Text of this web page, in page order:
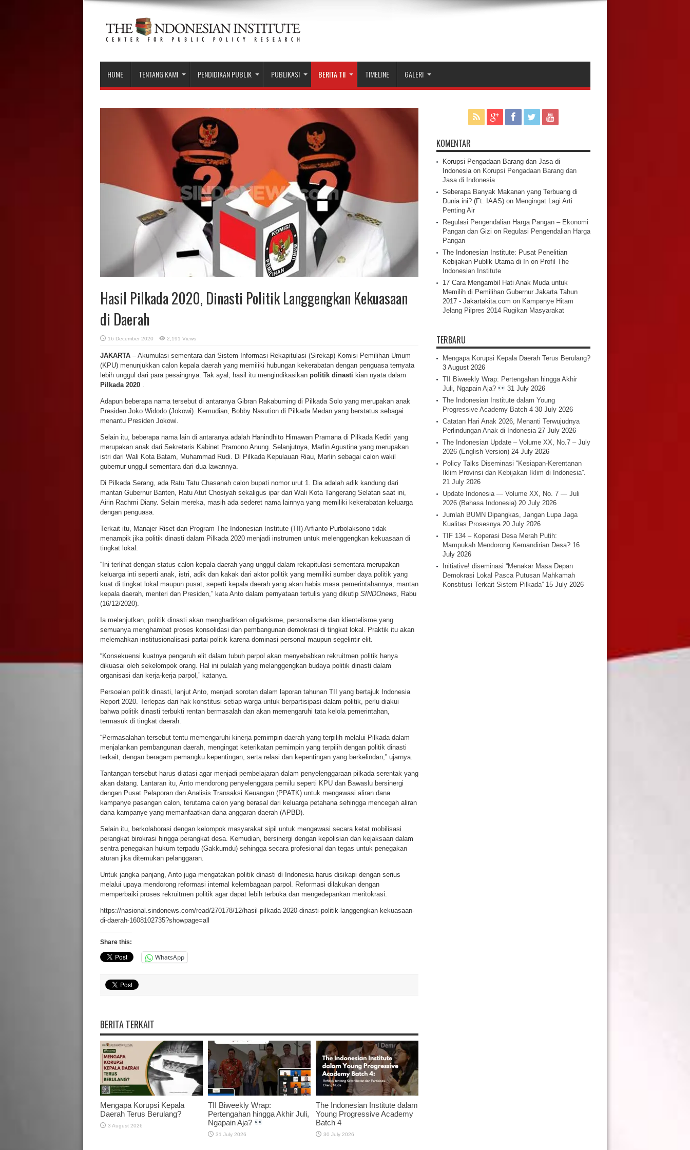
HOME TENTANG KAMI PENDIDIKAN PUBLIK PUBLIKASI BERITA TII TIMELINE GALERI
Hasil Pilkada 2020, Dinasti Politik Langgengkan Kekuasaan
di Daerah
16 December 2020 2,191 Views
JAKARTA– Akumulasi sementara dari Sistem Informasi Rekapitulasi (Sirekap) Komisi Pemilihan Umum
(KPU) menunjukkan calon kepala daerah yang memiliki hubungan kekerabatan dengan penguasa ternyata
lebih unggul dari para pesaingnya. Tak ayal, hasil itu mengindikasikan politik dinasti kian nyata dalam
Pilkada 2020 .
Adapun beberapa nama tersebut di antaranya Gibran Rakabuming di Pilkada Solo yang merupakan anak
Presiden Joko Widodo (Jokowi). Kemudian, Bobby Nasution di Pilkada Medan yang berstatus sebagai
menantu Presiden Jokowi.
Selain itu, beberapa nama lain di antaranya adalah Hanindhito Himawan Pramana di Pilkada Kediri yang
merupakan anak dari Sekretaris Kabinet Pramono Anung. Selanjutnya, Marlin Agustina yang merupakan
istri dari Wali Kota Batam, Muhammad Rudi. Di Pilkada Kepulauan Riau, Marlin sebagai calon wakil
gubernur unggul sementara dari dua lawannya.
Di Pilkada Serang, ada Ratu Tatu Chasanah calon bupati nomor urut 1. Dia adalah adik kandung dari
mantan Gubernur Banten, Ratu Atut Chosiyah sekaligus ipar dari Wali Kota Tangerang Selatan saat ini,
Airin Rachmi Diany. Selain mereka, masih ada sederet nama lainnya yang memiliki kekerabatan keluarga
dengan penguasa.
Terkait itu, Manajer Riset dan Program The Indonesian Institute (TII) Arfianto Purbolaksono tidak
menampik jika politik dinasti dalam Pilkada 2020 menjadi instrumen untuk melenggengkan kekuasaan di
tingkat lokal.
“Ini terlihat dengan status calon kepala daerah yang unggul dalam rekapitulasi sementara merupakan
keluarga inti seperti anak, istri, adik dan kakak dari aktor politik yang memiliki sumber daya politik yang
kuat di tingkat lokal maupun pusat, seperti kepala daerah yang akan habis masa pemerintahannya, mantan
kepala daerah, menteri dan Presiden,” kata Anto dalam pernyataan tertulis yang dikutip SINDOnews, Rabu
(16/12/2020).
Ia melanjutkan, politik dinasti akan menghadirkan oligarkisme, personalisme dan klientelisme yang
semuanya menghambat proses konsolidasi dan pembangunan demokrasi di tingkat lokal. Praktik itu akan
melemahkan institusionalisasi partai politik karena dominasi personal maupun segelintir elit.
“Konsekuensi kuatnya pengaruh elit dalam tubuh parpol akan menyebabkan rekruitmen politik hanya
dikuasai oleh sekelompok orang. Hal ini pulalah yang melanggengkan budaya politik dinasti dalam
organisasi dan kerja-kerja parpol,” katanya.
Persoalan politik dinasti, lanjut Anto, menjadi sorotan dalam laporan tahunan TII yang bertajuk Indonesia
Report 2020. Terlepas dari hak konstitusi setiap warga untuk berpartisipasi dalam politik, perlu diakui
bahwa politik dinasti terbukti rentan bermasalah dan akan memengaruhi tata kelola pemerintahan,
termasuk di tingkat daerah.
“Permasalahan tersebut tentu memengaruhi kinerja pemimpin daerah yang terpilih melalui Pilkada dalam
menjalankan pembangunan daerah, mengingat keterikatan pemimpin yang terpilih dengan politik dinasti
terkait, dengan beragam pemangku kepentingan, serta relasi dan kepentingan yang berkelindan,” ujarnya.
Tantangan tersebut harus diatasi agar menjadi pembelajaran dalam penyelenggaraan pilkada serentak yang
akan datang. Lantaran itu, Anto mendorong penyelenggara pemilu seperti KPU dan Bawaslu bersinergi
dengan Pusat Pelaporan dan Analisis Transaksi Keuangan (PPATK) untuk mengawasi aliran dana
kampanye pasangan calon, terutama calon yang berasal dari keluarga petahana sehingga mencegah aliran
dana kampanye yang memanfaatkan dana anggaran daerah (APBD).
Selain itu, berkolaborasi dengan kelompok masyarakat sipil untuk mengawasi secara ketat mobilisasi
perangkat birokrasi hingga perangkat desa. Kemudian, bersinergi dengan kepolisian dan kejaksaan dalam
sentra penegakan hukum terpadu (Gakkumdu) sehingga secara profesional dan tegas untuk penegakan
aturan jika ditemukan pelanggaran.
Untuk jangka panjang, Anto juga mengatakan politik dinasti di Indonesia harus disikapi dengan serius
melalui upaya mendorong reformasi internal kelembagaan parpol. Reformasi dilakukan dengan
memperbaiki proses rekruitmen politik agar dapat lebih terbuka dan mengedepankan meritokrasi.
https://nasional.sindonews.com/read/270178/12/hasil-pilkada-2020-dinasti-politik-langgengkan-kekuasaan-
di-daerah-1608102735?showpage=all
Share this:
WhatsApp
BERITA TERKAIT
Mengapa Korupsi Kepala
Daerah Terus Berulang?
3 August 2026
TII Biweekly Wrap:
Pertengahan hingga Akhir Juli,
Ngapain Aja?
31 July 2026
The Indonesian Institute dalam
Young Progressive Academy
Batch 4
30 July 2026
KOMENTAR
Korupsi Pengadaan Barang dan Jasa di
Indonesiaon Korupsi Pengadaan Barang dan
Jasa di Indonesia
Seberapa Banyak Makanan yang Terbuang di
Dunia ini? (Ft. IAAS)on Mengingat Lagi Arti
Penting Air
Regulasi Pengendalian Harga Pangan – Ekonomi
Pangan dan Gizi on Regulasi Pengendalian Harga
Pangan
The Indonesian Institute: Pusat Penelitian
Kebijakan Publik Utama di Inon Profil The
Indonesian Institute
17 Cara Mengambil Hati Anak Muda untuk
Memilih di Pemilihan Gubernur Jakarta Tahun
2017 - Jakartakita.com on Kampanye Hitam
Jelang Pilpres 2014 Rugikan Masyarakat
TERBARU
Mengapa Korupsi Kepala Daerah Terus Berulang?
3 August 2026
TII Biweekly Wrap: Pertengahan hingga Akhir
Juli, Ngapain Aja?
31 July 2026
The Indonesian Institute dalam Young
Progressive Academy Batch 4 30 July 2026
Catatan Hari Anak 2026, Menanti Terwujudnya
Perlindungan Anak di Indonesia 27 July 2026
The Indonesian Update – Volume XX, No.7 – July
2026 (English Version) 24 July 2026
Policy Talks Diseminasi “Kesiapan-Kerentanan
Iklim Provinsi dan Kebijakan Iklim di Indonesia”.
21 July 2026
Update Indonesia — Volume XX, No. 7 — Juli
2026 (Bahasa Indonesia) 20 July 2026
Jumlah BUMN Dipangkas, Jangan Lupa Jaga
Kualitas Prosesnya 20 July 2026
TIF 134 – Koperasi Desa Merah Putih:
Mampukah Mendorong Kemandirian Desa? 16
July 2026
Initiative! diseminasi “Menakar Masa Depan
Demokrasi Lokal Pasca Putusan Mahkamah
Konstitusi Terkait Sistem Pilkada” 15 July 2026